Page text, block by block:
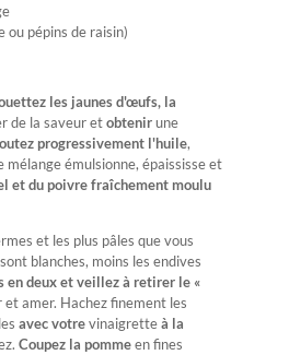
ou pépins de raisin)
les jaunes d'œufs, la
de la saveur etobtenirune
progressivement l'huile,
émulsionne, épaississe et
et du poivre fraîchement moulu
et les plus pâles que vous
blanches, moins les endives
en deux et veillez à retirer le «
amer. Hachez finement les
avec votrevinaigretteà la
Coupez la pommeen fines